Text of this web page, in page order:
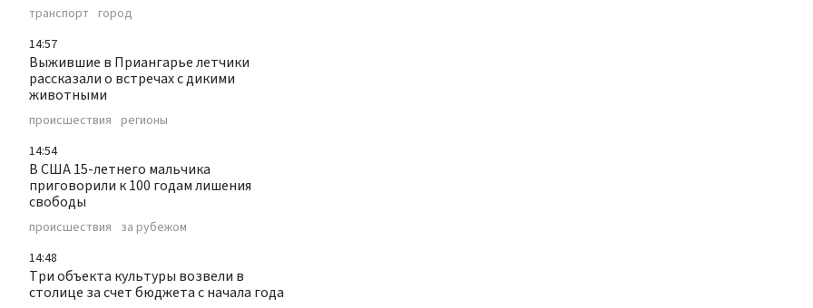
транспорт город
14:57
Выжившие в Приангарье летчики
рассказали о встречах с дикими
животными
происшествия регионы
14:54
В США 15-летнего мальчика
приговорили к 100 годам лишения
свободы
происшествия за рубежом
14:48
Три объекта культуры возвели в
столице за счет бюджета с начала года